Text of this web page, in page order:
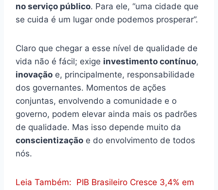
no serviço público. Para ele, “uma cidade que
se cuida é um lugar onde podemos prosperar”.
Claro que chegar a esse nível de qualidade de
vida não é fácil; exige investimento contínuo,
inovação e, principalmente, responsabilidade
dos governantes. Momentos de ações
conjuntas, envolvendo a comunidade e o
governo, podem elevar ainda mais os padrões
de qualidade. Mas isso depende muito da
conscientização e do envolvimento de todos
nós.
Leia Também: PIB Brasileiro Cresce 3,4% em